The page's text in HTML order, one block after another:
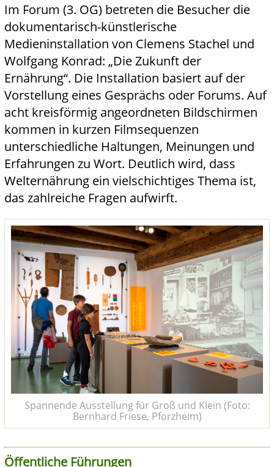
Im Forum (3. OG) betreten die Besucher die
dokumentarisch-künstlerische
Medieninstallation von Clemens Stachel und
Wolfgang Konrad: „Die Zukunft der
Ernährung“. Die Installation basiert auf der
Vorstellung eines Gesprächs oder Forums. Auf
acht kreisförmig angeordneten Bildschirmen
kommen in kurzen Filmsequenzen
unterschiedliche Haltungen, Meinungen und
Erfahrungen zu Wort. Deutlich wird, dass
Welternährung ein vielschichtiges Thema ist,
das zahlreiche Fragen aufwirft.
Spannende Ausstellung für Groß und Klein (Foto:
Bernhard Friese, Pforzheim)
Öffentliche Führungen